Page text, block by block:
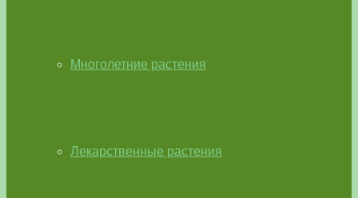
Многолетние растения
Лекарственные растения